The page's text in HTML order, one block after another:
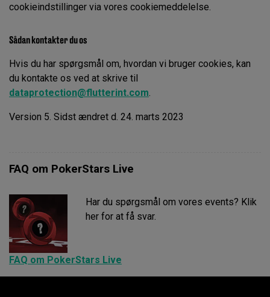
cookieindstillinger via vores cookiemeddelelse.
Sådan kontakter du os
Hvis du har spørgsmål om, hvordan vi bruger cookies, kan
du kontakte os ved at skrive til
dataprotection@flutterint.com
Version 5. Sidst ændret d. 24. marts 2023
FAQ om PokerStars Live
Har du spørgsmål om vores events? Klik
her for at få svar.
FAQ om PokerStars Live